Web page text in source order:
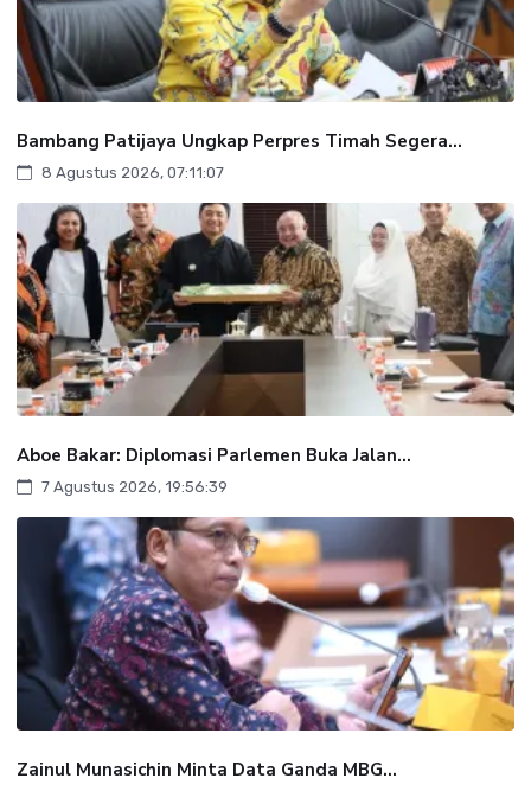
Bambang Patijaya Ungkap Perpres Timah Segera...
8 Agustus 2026, 07:11:07
Aboe Bakar: Diplomasi Parlemen Buka Jalan...
7 Agustus 2026, 19:56:39
Zainul Munasichin Minta Data Ganda MBG...